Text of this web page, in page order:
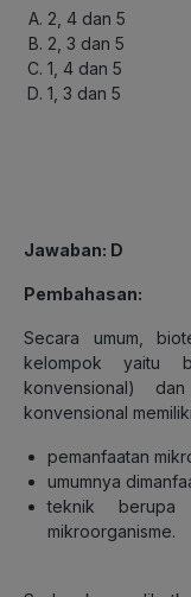
2, 4 dan 5
2, 3 dan 5
1, 4 dan 5
1, 3 dan 5
Jawaban: D
Pembahasan:
Secara umum,
kelompok yaitu
konvensional)
konvensional
pemanfaatan
umumnya
teknik berupa
mikroorganisme.